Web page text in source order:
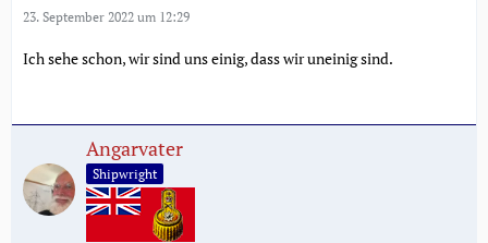
23. September 2022 um 12:29
Ich sehe schon, wir sind uns einig, dass wir uneinig sind.
Angarvater
Shipwright